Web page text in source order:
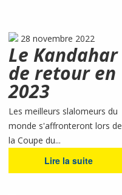
28 novembre 2022
Le Kandahar
de retour en
2023
Les meilleurs slalomeurs du
monde s'affronteront lors de
la Coupe du...
Lire la suite